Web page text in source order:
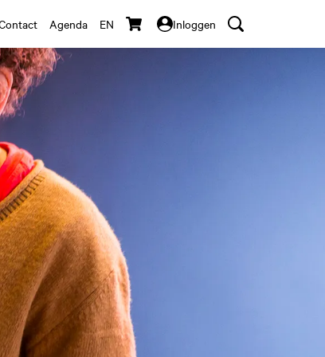
Agenda EN Inloggen